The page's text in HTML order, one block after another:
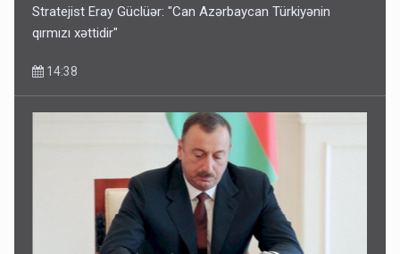
Bakıdakı “yəhudi”nin qurbanları - Sensasion adlar
Stratejist Eray Güclüər: "Can Azərbaycan Türkiyənin
qırmızı xəttidir"
14:38